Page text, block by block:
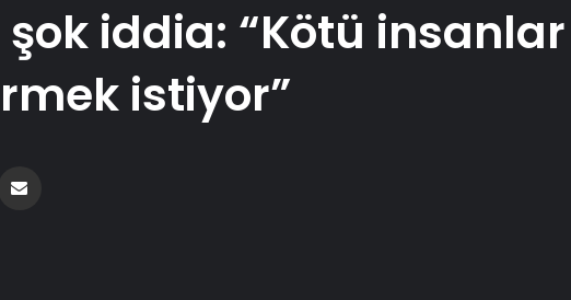
şok iddia: “Kötü insanlar
istiyor”